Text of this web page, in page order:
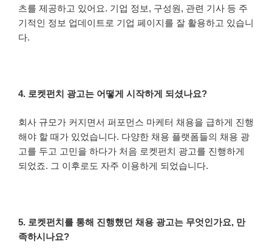
츠를 제공하고 있어요. 기업 정보, 구성원, 관련 기사 등 주
기적인 정보 업데이트로 기업 페이지를 잘 활용하고 있습니
다.
4. 로켓펀치 광고는 어떻게 시작하게 되셨나요?
회사 규모가 커지면서 퍼포먼스 마케터 채용을 급하게 진행
해야 할 때가 있었습니다. 다양한 채용 플랫폼들의 채용 광
고를 두고 고민을 하다가 처음 로켓펀치 광고를 진행하게
되었죠. 그 이후로도 자주 이용하게 되었습니다.
5. 로켓펀치를 통해 진행했던 채용 광고는 무엇인가요, 만
족하시나요?